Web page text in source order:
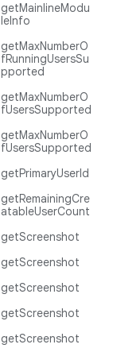
getMainlineModu
leInfo
getMaxNumberO
fRunningUsersSu
pported
getMaxNumberO
fUsersSupported
getMaxNumberO
fUsersSupported
getPrimaryUserId
getRemainingCre
atableUserCount
getScreenshot
getScreenshot
getScreenshot
getScreenshot
getScreenshot